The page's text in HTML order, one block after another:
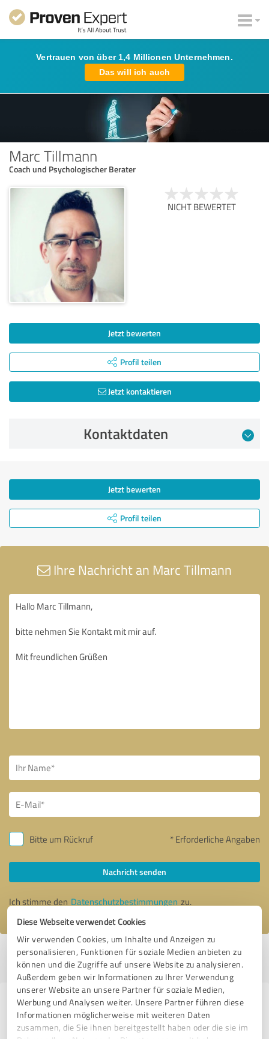
Diese Webseite verwendet Cookies
Wir verwenden Cookies, um Inhalte und Anzeigen zu
personalisieren, Funktionen für soziale Medien anbieten zu
können und die Zugriffe auf unsere Website zu analysieren.
Außerdem geben wir Informationen zu Ihrer Verwendung
unserer Website an unsere Partner für soziale Medien,
Werbung und Analysen weiter. Unsere Partner führen diese
Informationen möglicherweise mit weiteren Daten
zusammen, die Sie ihnen bereitgestellt haben oder die sie im
Vertrauen von über 1,4 Millionen Unternehmen.
Das will ich auch
Marc Tillmann
Coach und Psychologischer Berater
NICHT BEWERTET
Jetzt bewerten
Profil teilen
Jetzt kontaktieren
Kontaktdaten
Jetzt bewerten
Profil teilen
Ihre Nachricht an Marc Tillmann
Bitte um Rückruf * Erforderliche Angaben
Nachricht senden
Ich stimme den Datenschutzbestimmungen zu.
Profil aktiv seit 22.04.2019 |Letzte Aktualisierung: 10.12.2020|Profil
melden
Erfahrungen zu weiteren
Anbietern aus dem Bereich